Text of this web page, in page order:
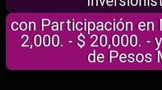
con Participación en
2,000. - $ 20,000. -
de Pesos